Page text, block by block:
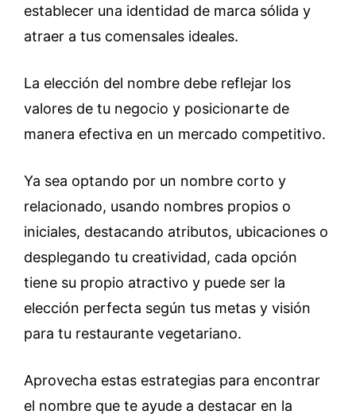
establecer una identidad de marca sólida y
atraer a tus comensales ideales.
La elección del nombre debe reflejar los
valores de tu negocio y posicionarte de
manera efectiva en un mercado competitivo.
Ya sea optando por un nombre corto y
relacionado, usando nombres propios o
iniciales, destacando atributos, ubicaciones o
desplegando tu creatividad, cada opción
tiene su propio atractivo y puede ser la
elección perfecta según tus metas y visión
para tu restaurante vegetariano.
Aprovecha estas estrategias para encontrar
el nombre que te ayude a destacar en la